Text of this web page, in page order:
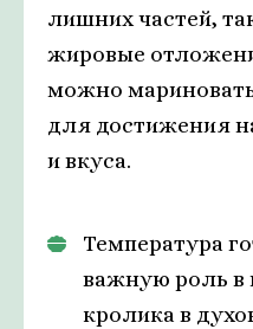
лишних частей,
жировые
можно
для достижения
и вкуса.
Температура
важную роль в
кролика в